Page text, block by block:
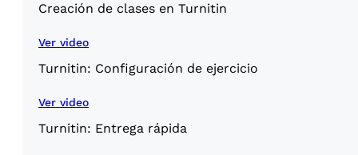
Creación de clases en Turnitin
Ver video
Turnitin: Configuración de ejercicio
Ver video
Turnitin: Entrega rápida